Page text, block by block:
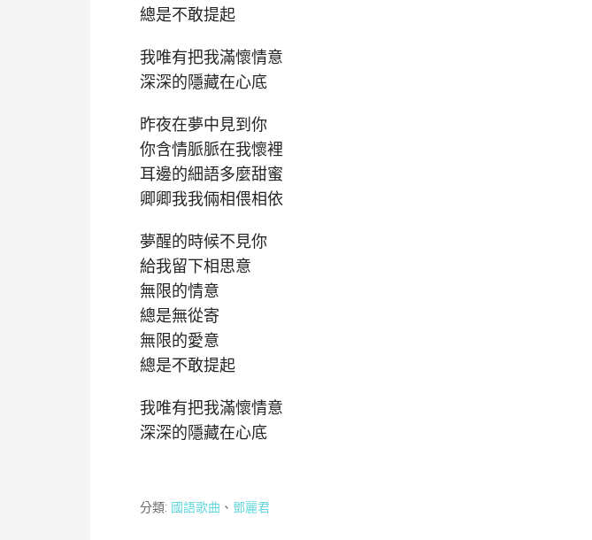
總是不敢提起
我唯有把我滿懷情意
深深的隱藏在心底
昨夜在夢中見到你
你含情脈脈在我懷裡
耳邊的細語多麼甜蜜
卿卿我我倆相偎相依
夢醒的時候不見你
給我留下相思意
無限的情意
總是無從寄
無限的愛意
總是不敢提起
我唯有把我滿懷情意
深深的隱藏在心底
分類: 國語歌曲 、 鄧麗君